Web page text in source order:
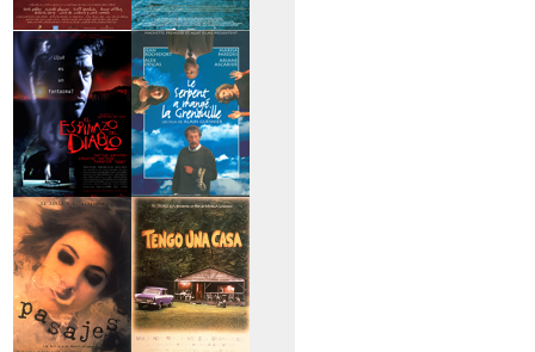
>Mi vida sin mi >La fiebre del loco
>El espinazo del
diablo
>A trabajar!